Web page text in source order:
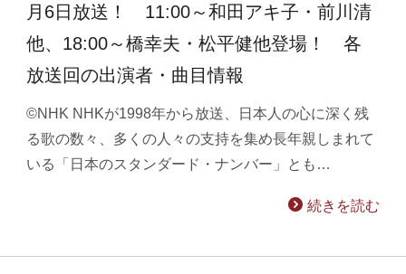
月6日放送！ 11:00～和田アキ子・前川清
他、18:00～橋幸夫・松平健他登場！ 各
放送回の出演者・曲目情報
©NHK NHKが1998年から放送、日本人の心に深く残
る歌の数々、多くの人々の支持を集め長年親しまれて
いる「日本のスタンダード・ナンバー」とも…
続きを読む